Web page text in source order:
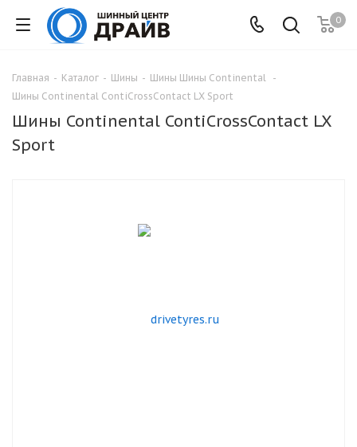
0
Главная - Каталог - Шины - Шины Шины Continental -
Шины Continental ContiCrossContact LX Sport
Шины Continental ContiCrossContact LX
Sport